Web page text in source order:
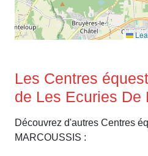
Les Centres
de Les Ecuries De
Découvrez d'autres Centres
MARCOUSSIS :